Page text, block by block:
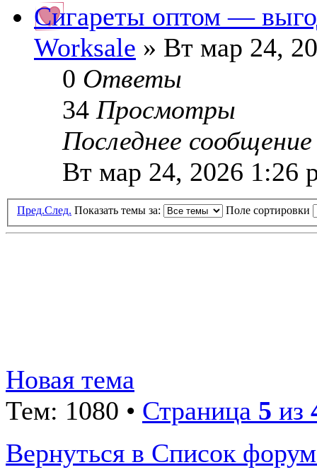
Сигареты оптом —
Worksale » Вт мар 24,
0 Ответы
34 Просмотры
Последнее
Вт мар 24, 2026 1:26
Пред.След. Показать темы за: Поле сортировки
Новая тема
Тем: 1080 • Страница 5 из
Вернуться в Список